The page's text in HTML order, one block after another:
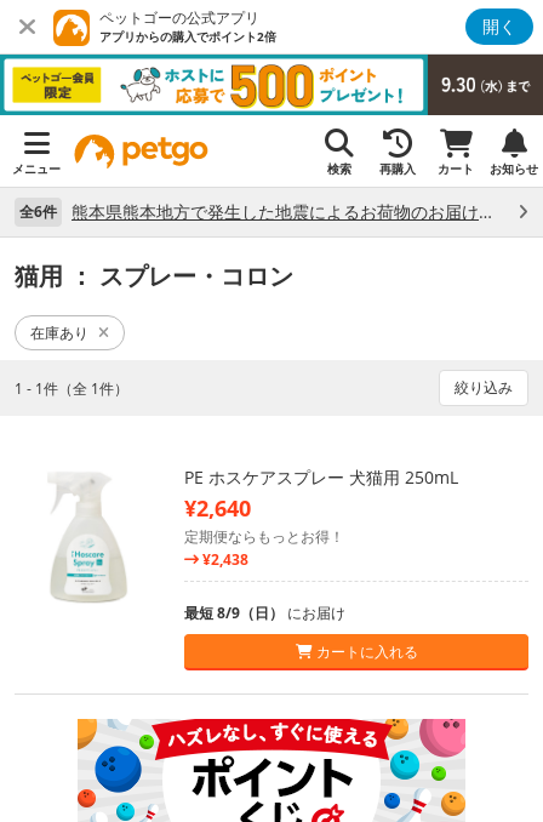
ペットゴーの公式アプリ
アプリからの購入でポイント2倍 開く
メニュー 検索 再購入 カート お知らせ
全6件 熊本県熊本地方で発生した地震によるお荷物のお届け状況について （7/28）
猫用 ： スプレー・コロン
在庫あり
1 - 1件（全 1件） 絞り込み
PE ホスケアスプレー 犬猫用 250mL
¥2,640
定期便ならもっとお得！
¥2,438
最短 8/9（日） にお届け
カートに入れる